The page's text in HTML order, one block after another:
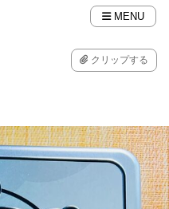
MENU
クリップする